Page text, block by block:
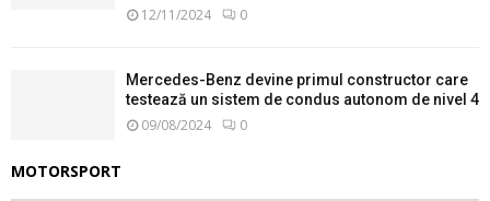
12/11/2024 0
Mercedes-Benz devine primul constructor care
testează un sistem de condus autonom de nivel 4
09/08/2024 0
MOTORSPORT